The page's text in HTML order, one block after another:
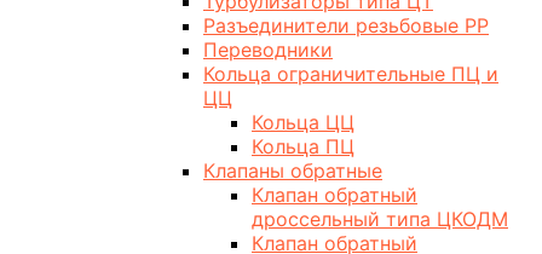
Разъединители резьбовые РР
Переводники
Кольца ограничительные ПЦ и
ЦЦ
Кольца ЦЦ
Кольца ПЦ
Клапаны обратные
Клапан обратный
дроссельный типа ЦКОДМ
Клапан обратный